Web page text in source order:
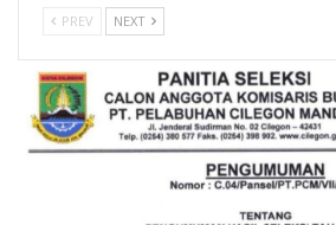
PREV NEXT